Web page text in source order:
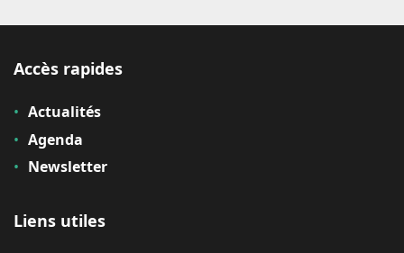
Accès rapides
Actualités
Agenda
Newsletter
Liens utiles